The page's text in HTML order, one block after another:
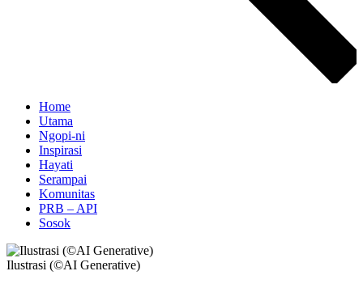
Home
Utama
Ngopi-ni
Inspirasi
Hayati
Serampai
Komunitas
PRB – API
Sosok
Ilustrasi (©AI Generative)